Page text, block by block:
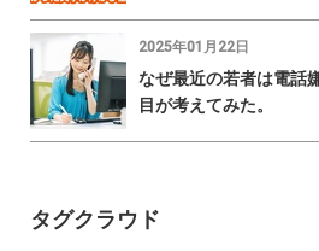
2025年01月22日
なぜ最近の若者は電話
目が考えてみた。
タグクラウド